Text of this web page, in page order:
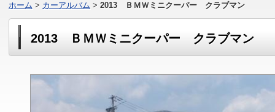
2013 ＢＭＷミニクーパー クラブマン
ホーム > カーアルバム > 2013 ＢＭＷミニクーパー クラブマン